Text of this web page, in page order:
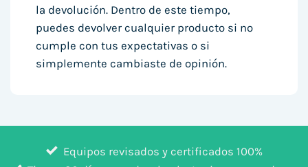
la devolución. Dentro de este tiempo,
puedes devolver cualquier producto si no
cumple con tus expectativas o si
simplemente cambiaste de opinión.
Equipos revisados y certificados 100%